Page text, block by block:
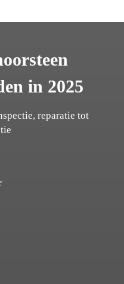
in 2025
reparatie tot